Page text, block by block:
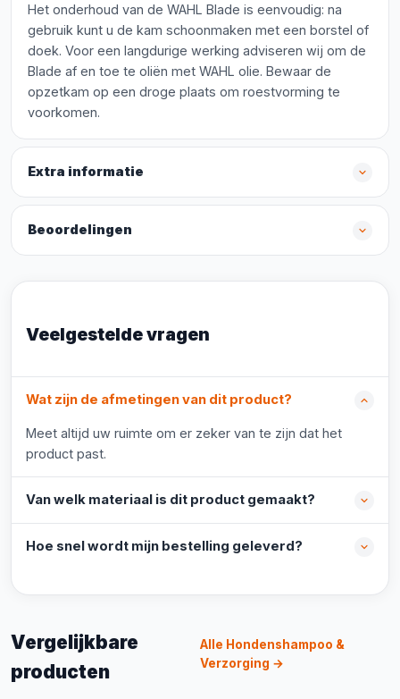
Het onderhoud van de WAHL Blade is eenvoudig: na
gebruik kunt u de kam schoonmaken met een borstel of
doek. Voor een langdurige werking adviseren wij om de
Blade af en toe te oliën met WAHL olie. Bewaar de
opzetkam op een droge plaats om roestvorming te
voorkomen.
Extra informatie
Beoordelingen
Veelgestelde vragen
Wat zijn de afmetingen van dit product?
Meet altijd uw ruimte om er zeker van te zijn dat het
product past.
Van welk materiaal is dit product gemaakt?
Hoe snel wordt mijn bestelling geleverd?
Vergelijkbare
producten
Alle Hondenshampoo &
Verzorging →